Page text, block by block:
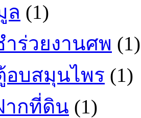
ล (1)
ร่วยงานศพ (1)
อบสมุนไพร (1)
ากที่ดิน (1)